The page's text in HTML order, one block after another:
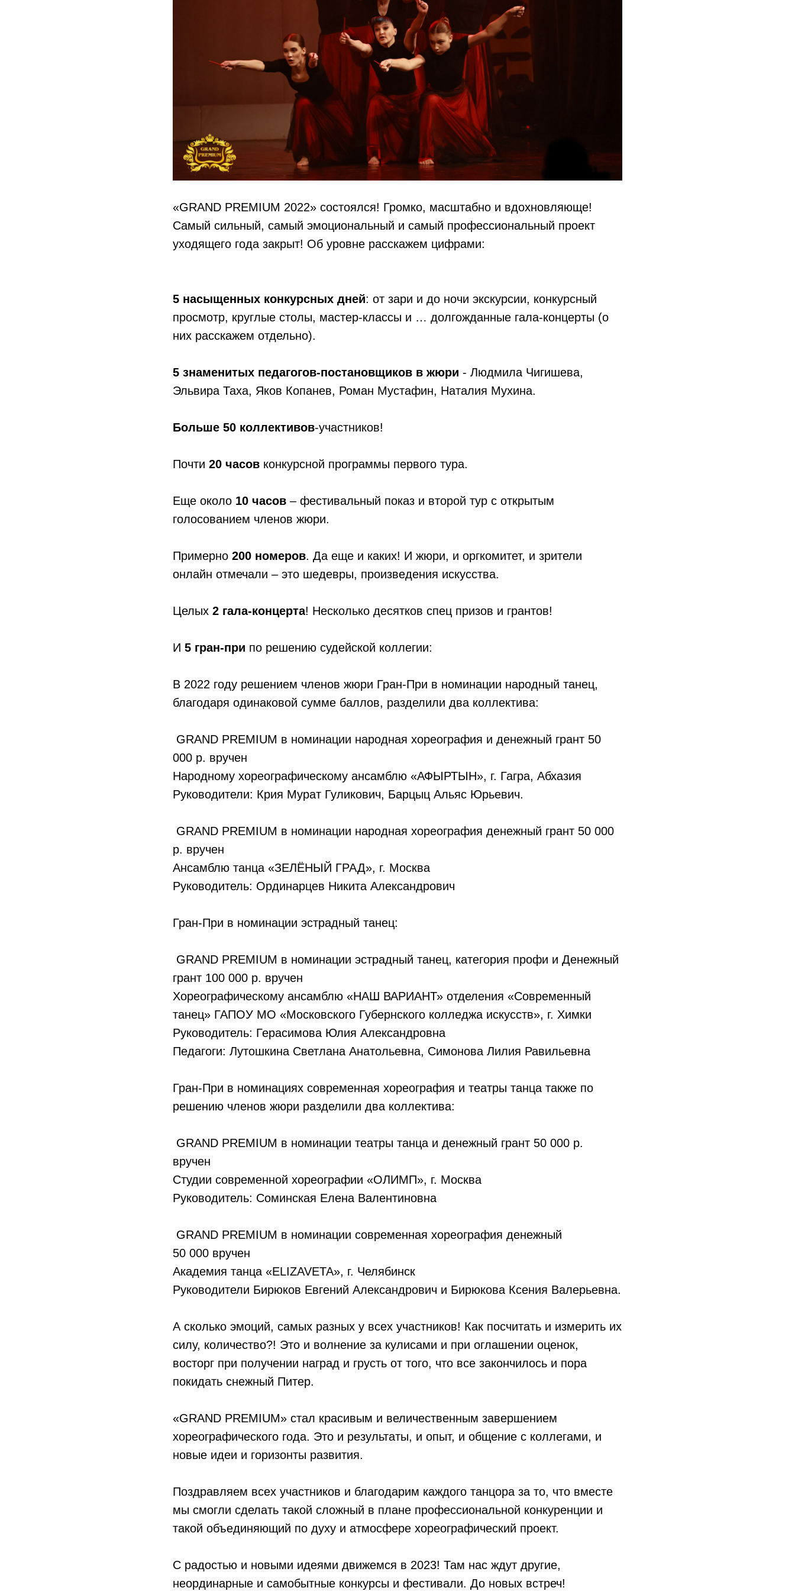
«GRAND PREMIUM 2022» состоялся! Громко, масштабно и вдохновляюще!
Самый сильный, самый эмоциональный и самый профессиональный проект
уходящего года закрыт! Об уровне расскажем цифрами:
5 насыщенных конкурсных дней: от зари и до ночи экскурсии, конкурсный
просмотр, круглые столы, мастер-классы и … долгожданные гала-концерты (о
них расскажем отдельно).
5 знаменитых педагогов-постановщиков в жюри - Людмила Чигишева,
Эльвира Таха, Яков Копанев, Роман Мустафин, Наталия Мухина.
Больше 50 коллективов-участников!
Почти 20 часов конкурсной программы первого тура.
Еще около 10 часов – фестивальный показ и второй тур с открытым
голосованием членов жюри.
Примерно 200 номеров. Да еще и каких! И жюри, и оргкомитет, и зрители
онлайн отмечали – это шедевры, произведения искусства.
Целых 2 гала-концерта! Несколько десятков спец призов и грантов!
И 5 гран-при по решению судейской коллегии:
В 2022 году решением членов жюри Гран-При в номинации народный танец,
благодаря одинаковой сумме баллов, разделили два коллектива:
GRAND PREMIUM в номинации народная хореография и денежный грант 50
000 р. вручен
Народному хореографическому ансамблю «АФЫРТЫН», г. Гагра, Абхазия
Руководители: Крия Мурат Гуликович, Барцыц Альяс Юрьевич.
GRAND PREMIUM в номинации народная хореография денежный грант 50 000
р. вручен
Ансамблю танца «ЗЕЛЁНЫЙ ГРАД», г. Москва
Руководитель: Ординарцев Никита Александрович
Гран-При в номинации эстрадный танец:
GRAND PREMIUM в номинации эстрадный танец, категория профи и Денежный
грант 100 000 р. вручен
Хореографическому ансамблю «НАШ ВАРИАНТ» отделения «Современный
танец» ГАПОУ МО «Московского Губернского колледжа искусств», г. Химки
Руководитель: Герасимова Юлия Александровна
Педагоги: Лутошкина Светлана Анатольевна, Симонова Лилия Равильевна
Гран-При в номинациях современная хореография и театры танца также по
решению членов жюри разделили два коллектива:
GRAND PREMIUM в номинации театры танца и денежный грант 50 000 р.
вручен
Студии современной хореографии «ОЛИМП», г. Москва
Руководитель: Соминская Елена Валентиновна
GRAND PREMIUM в номинации современная хореография денежный
50 000 вручен
Академия танца «ELIZAVETA», г. Челябинск
Руководители Бирюков Евгений Александрович и Бирюкова Ксения Валерьевна.
А сколько эмоций, самых разных у всех участников! Как посчитать и измерить их
силу, количество?! Это и волнение за кулисами и при оглашении оценок,
восторг при получении наград и грусть от того, что все закончилось и пора
покидать снежный Питер.
«GRAND PREMIUM» стал красивым и величественным завершением
хореографического года. Это и результаты, и опыт, и общение с коллегами, и
новые идеи и горизонты развития.
Поздравляем всех участников и благодарим каждого танцора за то, что вместе
мы смогли сделать такой сложный в плане профессиональной конкуренции и
такой объединяющий по духу и атмосфере хореографический проект.
С радостью и новыми идеями движемся в 2023! Там нас ждут другие,
неординарные и самобытные конкурсы и фестивали. До новых встреч!